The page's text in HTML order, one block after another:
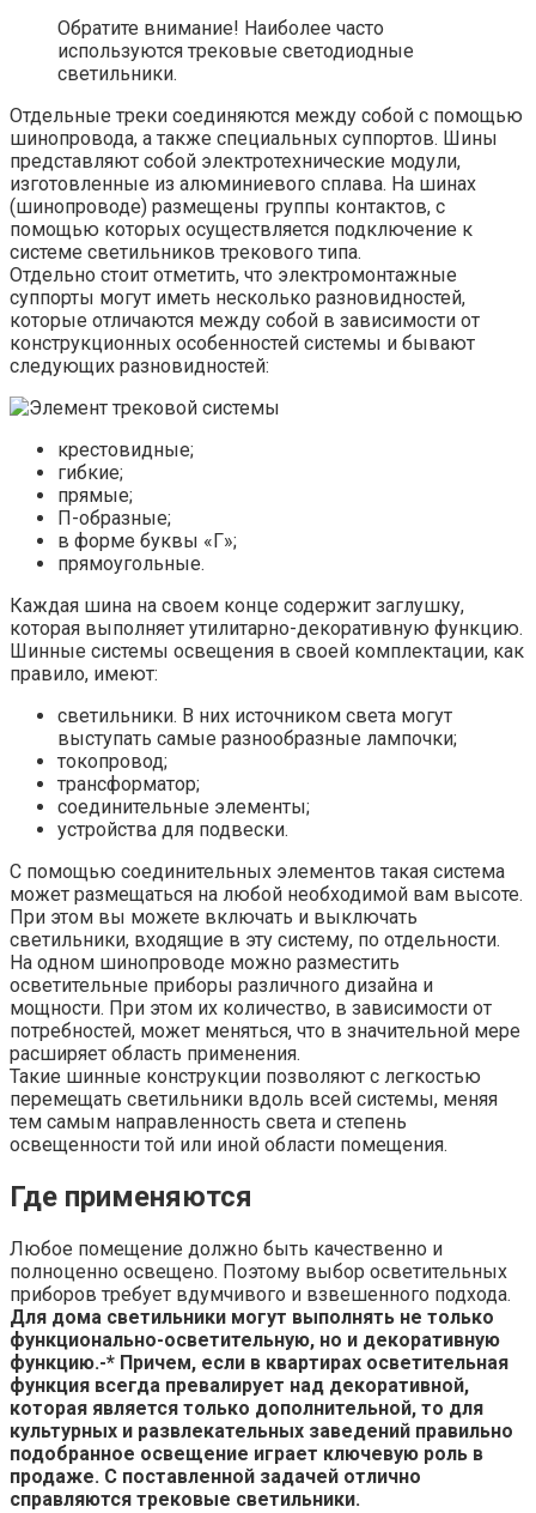
Обратите внимание! Наиболее часто
используются трековые светодиодные
светильники.
Отдельные треки соединяются между собой с помощью
шинопровода, а также специальных суппортов. Шины
представляют собой электротехнические модули,
изготовленные из алюминиевого сплава. На шинах
(шинопроводе) размещены группы контактов, с
помощью которых осуществляется подключение к
системе светильников трекового типа.
Отдельно стоит отметить, что электромонтажные
суппорты могут иметь несколько разновидностей,
которые отличаются между собой в зависимости от
конструкционных особенностей системы и бывают
следующих разновидностей:
крестовидные;
гибкие;
прямые;
П-образные;
в форме буквы «Г»;
прямоугольные.
Каждая шина на своем конце содержит заглушку,
которая выполняет утилитарно-декоративную функцию.
Шинные системы освещения в своей комплектации, как
правило, имеют:
светильники. В них источником света могут
выступать самые разнообразные лампочки;
токопровод;
трансформатор;
соединительные элементы;
устройства для подвески.
С помощью соединительных элементов такая система
может размещаться на любой необходимой вам высоте.
При этом вы можете включать и выключать
светильники, входящие в эту систему, по отдельности.
На одном шинопроводе можно разместить
осветительные приборы различного дизайна и
мощности. При этом их количество, в зависимости от
потребностей, может меняться, что в значительной мере
расширяет область применения.
Такие шинные конструкции позволяют с легкостью
перемещать светильники вдоль всей системы, меняя
тем самым направленность света и степень
освещенности той или иной области помещения.
Где применяются
Любое помещение должно быть качественно и
полноценно освещено. Поэтому выбор осветительных
приборов требует вдумчивого и взвешенного подхода.
Для дома светильники могут выполнять не только
функционально-осветительную, но и декоративную
функцию.-* Причем, если в квартирах осветительная
функция всегда превалирует над декоративной,
которая является только дополнительной, то для
культурных и развлекательных заведений правильно
подобранное освещение играет ключевую роль в
продаже. С поставленной задачей отлично
справляются трековые светильники.